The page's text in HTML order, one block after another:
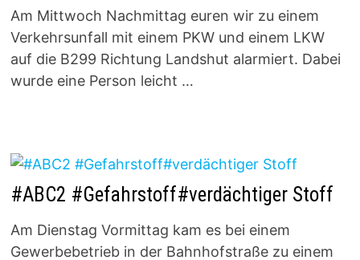
Am Mittwoch Nachmittag euren wir zu einem
Verkehrsunfall mit einem PKW und einem LKW
auf die B299 Richtung Landshut alarmiert. Dabei
wurde eine Person leicht …
#ABC2 #Gefahrstoff#verdächtiger Stoff
Am Dienstag Vormittag kam es bei einem
Gewerbebetrieb in der Bahnhofstraße zu einem